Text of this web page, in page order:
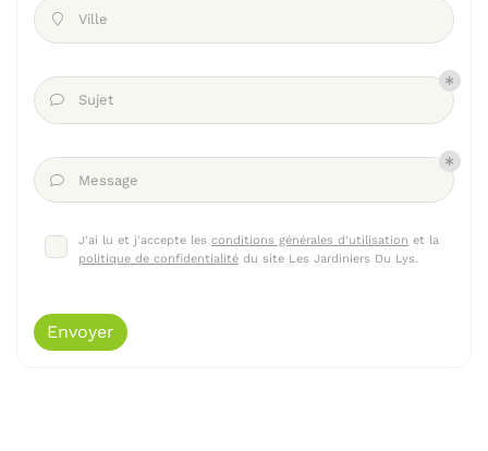
 Ville
 Sujet
 Message
J'ai lu et j'accepte les conditions générales d'utilisation et la
politique de confidentialité du site Les Jardiniers Du Lys.
Envoyer